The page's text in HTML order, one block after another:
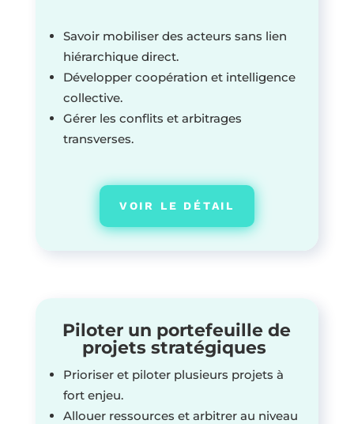
Savoir mobiliser des acteurs sans lien
hiérarchique direct.
Développer coopération et intelligence
collective.
Gérer les conflits et arbitrages
transverses.
VOIR LE DÉTAIL
Piloter un portefeuille de
projets stratégiques
Prioriser et piloter plusieurs projets à
fort enjeu.
Allouer ressources et arbitrer au niveau